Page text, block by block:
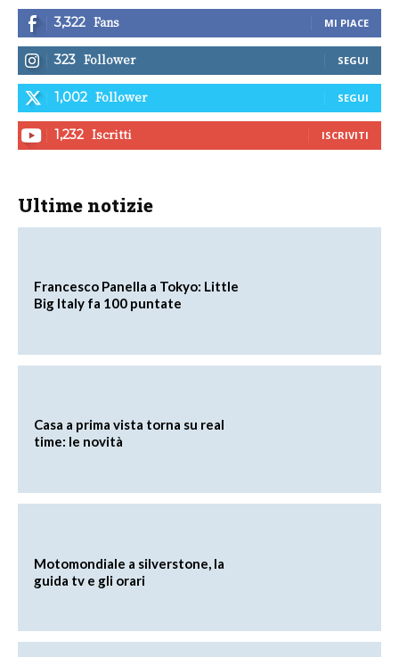
3,322 Fans MI PIACE
323 Follower SEGUI
1,002 Follower SEGUI
1,232 Iscritti ISCRIVITI
Ultime notizie
Francesco Panella a Tokyo: Little
Big Italy fa 100 puntate
Casa a prima vista torna su real
time: le novità
Motomondiale a silverstone, la
guida tv e gli orari